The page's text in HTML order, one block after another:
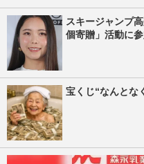
スキージャンプ
個寄贈」活動に
宝くじ“なんとな